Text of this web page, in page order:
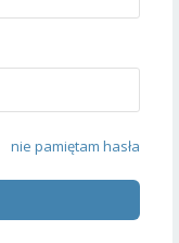
nie pamiętam hasła